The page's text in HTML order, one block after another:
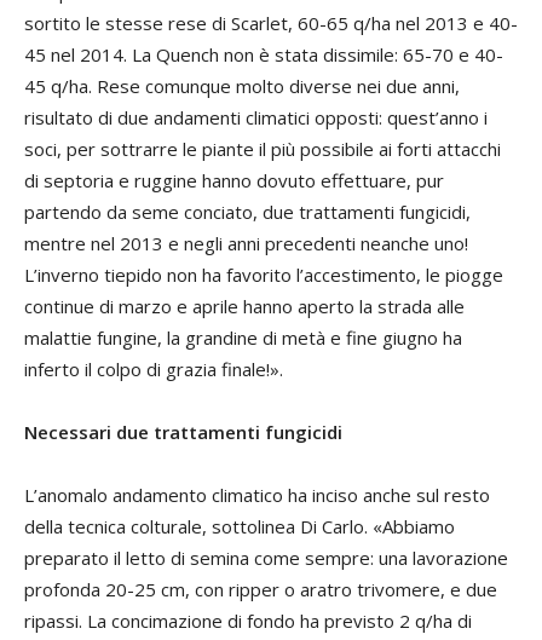
sortito le stesse rese di Scarlet, 60-65 q/ha nel 2013 e 40-
45 nel 2014. La Quench non è stata dissimile: 65-70 e 40-
45 q/ha. Rese comunque molto diverse nei due anni,
risultato di due andamenti climatici opposti: quest’anno i
soci, per sottrarre le piante il più possibile ai forti attacchi
di septoria e ruggine hanno dovuto effettuare, pur
partendo da seme conciato, due trattamenti fungicidi,
mentre nel 2013 e negli anni precedenti neanche uno!
L’inverno tiepido non ha favorito l’accestimento, le piogge
continue di marzo e aprile hanno aperto la strada alle
malattie fungine, la grandine di metà e fine giugno ha
inferto il colpo di grazia finale!».
Necessari due trattamenti fungicidi
L’anomalo andamento climatico ha inciso anche sul resto
della tecnica colturale, sottolinea Di Carlo. «Abbiamo
preparato il letto di semina come sempre: una lavorazione
profonda 20-25 cm, con ripper o aratro trivomere, e due
ripassi. La concimazione di fondo ha previsto 2 q/ha di